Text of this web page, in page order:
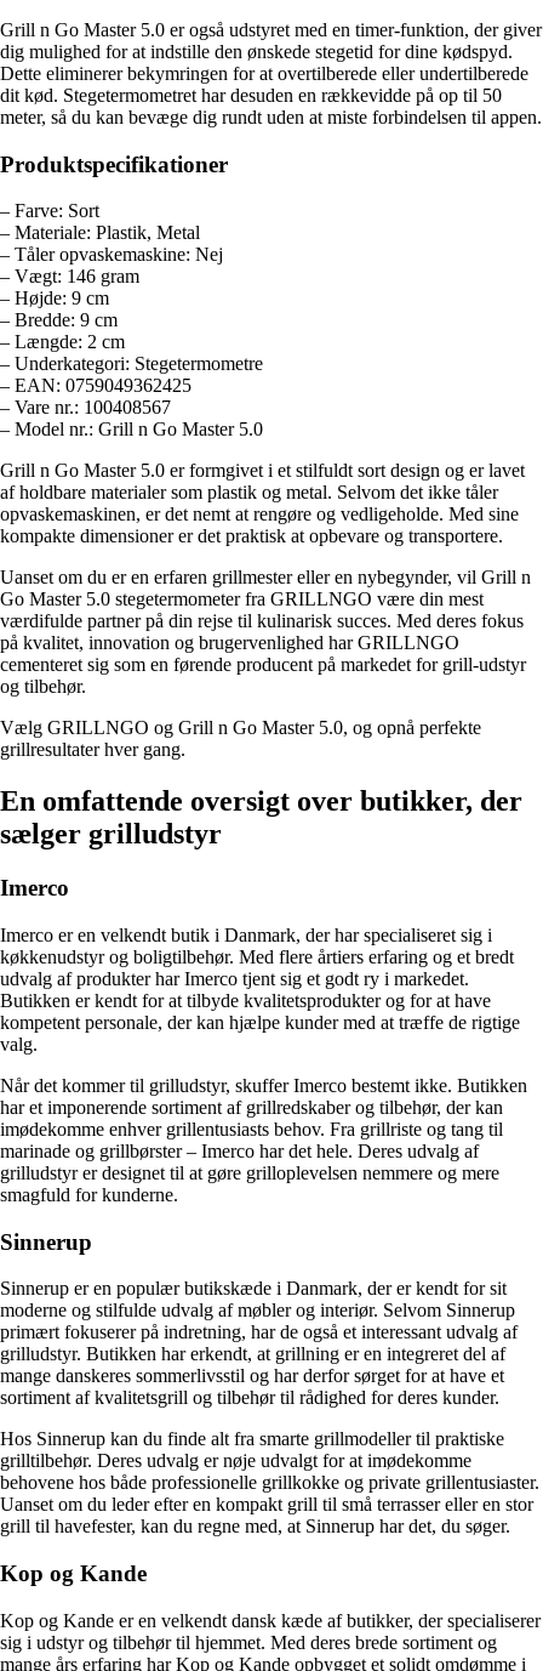
Grill n Go Master 5.0 er også udstyret med en timer-funktion, der giver
dig mulighed for at indstille den ønskede stegetid for dine kødspyd.
Dette eliminerer bekymringen for at overtilberede eller undertilberede
dit kød. Stegetermometret har desuden en rækkevidde på op til 50
meter, så du kan bevæge dig rundt uden at miste forbindelsen til appen.
Produktspecifikationer
– Farve: Sort
– Materiale: Plastik, Metal
– Tåler opvaskemaskine: Nej
– Vægt: 146 gram
– Højde: 9 cm
– Bredde: 9 cm
– Længde: 2 cm
– Underkategori: Stegetermometre
– EAN: 0759049362425
– Vare nr.: 100408567
– Model nr.: Grill n Go Master 5.0
Grill n Go Master 5.0 er formgivet i et stilfuldt sort design og er lavet
af holdbare materialer som plastik og metal. Selvom det ikke tåler
opvaskemaskinen, er det nemt at rengøre og vedligeholde. Med sine
kompakte dimensioner er det praktisk at opbevare og transportere.
Uanset om du er en erfaren grillmester eller en nybegynder, vil Grill n
Go Master 5.0 stegetermometer fra GRILLNGO være din mest
værdifulde partner på din rejse til kulinarisk succes. Med deres fokus
på kvalitet, innovation og brugervenlighed har GRILLNGO
cementeret sig som en førende producent på markedet for grill-udstyr
og tilbehør.
Vælg GRILLNGO og Grill n Go Master 5.0, og opnå perfekte
grillresultater hver gang.
En omfattende oversigt over butikker, der
sælger grilludstyr
Imerco
Imerco er en velkendt butik i Danmark, der har specialiseret sig i
køkkenudstyr og boligtilbehør. Med flere årtiers erfaring og et bredt
udvalg af produkter har Imerco tjent sig et godt ry i markedet.
Butikken er kendt for at tilbyde kvalitetsprodukter og for at have
kompetent personale, der kan hjælpe kunder med at træffe de rigtige
valg.
Når det kommer til grilludstyr, skuffer Imerco bestemt ikke. Butikken
har et imponerende sortiment af grillredskaber og tilbehør, der kan
imødekomme enhver grillentusiasts behov. Fra grillriste og tang til
marinade og grillbørster – Imerco har det hele. Deres udvalg af
grilludstyr er designet til at gøre grilloplevelsen nemmere og mere
smagfuld for kunderne.
Sinnerup
Sinnerup er en populær butikskæde i Danmark, der er kendt for sit
moderne og stilfulde udvalg af møbler og interiør. Selvom Sinnerup
primært fokuserer på indretning, har de også et interessant udvalg af
grilludstyr. Butikken har erkendt, at grillning er en integreret del af
mange danskeres sommerlivsstil og har derfor sørget for at have et
sortiment af kvalitetsgrill og tilbehør til rådighed for deres kunder.
Hos Sinnerup kan du finde alt fra smarte grillmodeller til praktiske
grilltilbehør. Deres udvalg er nøje udvalgt for at imødekomme
behovene hos både professionelle grillkokke og private grillentusiaster.
Uanset om du leder efter en kompakt grill til små terrasser eller en stor
grill til havefester, kan du regne med, at Sinnerup har det, du søger.
Kop og Kande
Kop og Kande er en velkendt dansk kæde af butikker, der specialiserer
sig i udstyr og tilbehør til hjemmet. Med deres brede sortiment og
mange års erfaring har Kop og Kande opbygget et solidt omdømme i